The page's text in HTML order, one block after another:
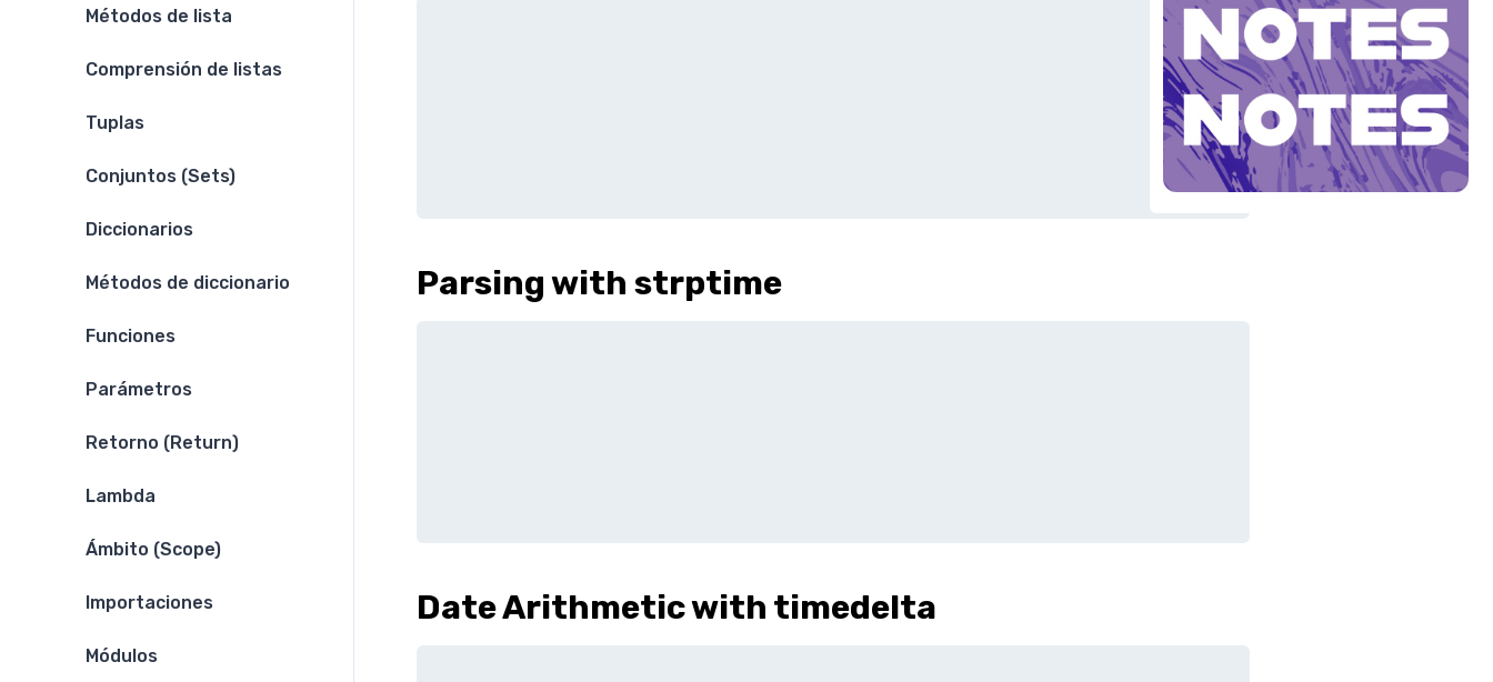
Métodos de lista
Comprensión de listas
Tuplas
Conjuntos (Sets)
Diccionarios
Métodos de diccionario
Funciones
Parámetros
Retorno (Return)
Lambda
Ámbito (Scope)
Importaciones
Módulos
Parsing with strptime
Date Arithmetic with timedelta